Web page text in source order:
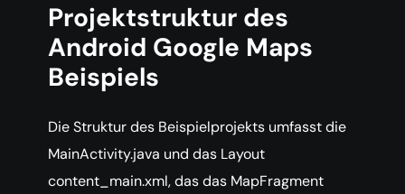
Projektstruktur des
Android Google Maps
Beispiels
Die Struktur des Beispielprojekts umfasst die
MainActivity.java und das Layout
content_main.xml, das das MapFragment